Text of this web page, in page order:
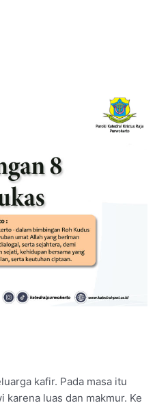
kafir. Pada masa itu
karena luas dan makmur. Ke